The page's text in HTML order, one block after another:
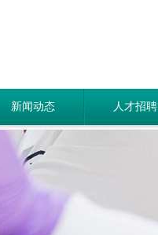
新闻动态 人才招聘